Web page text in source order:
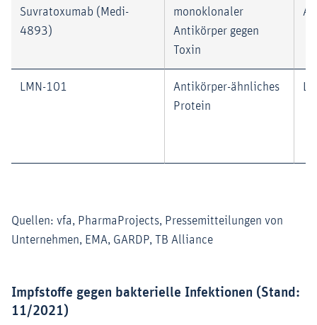
Suvratoxumab (Medi-
4893)
monoklonaler
Antikörper gegen
Toxin
LMN-101
Antikörper-ähnliches
Protein
Quellen: vfa, PharmaProjects, Pressemitteilungen von
Unternehmen, EMA, GARDP, TB Alliance
Impfstoffe gegen bakterielle Infektionen (Stand:
11/2021)